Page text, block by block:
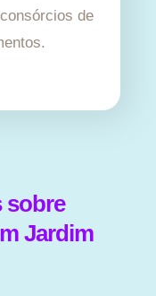
de
sobre
Jardim